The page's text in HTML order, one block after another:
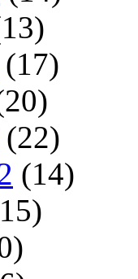
(17)
(22)
(14)